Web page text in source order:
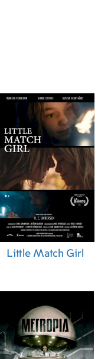
Little Match Girl